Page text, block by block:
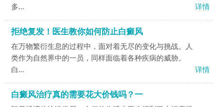
多...
详情
拒绝复发！医生教你如何防止白癜风
在万物繁衍生息的过程中，面对着无尽的变化与挑战。人
类作为自然界中的一员，同样面临着各种疾病的威胁。
白...
详情
白癜风治疗真的需要花大价钱吗？一